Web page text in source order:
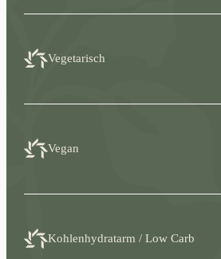
Vegetarisch
Vegan
Kohlenhydratarm / Low Carb